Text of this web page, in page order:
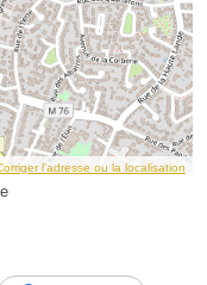
l’adresse ou la localisation